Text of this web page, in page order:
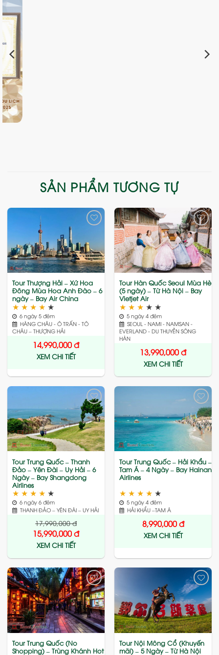
SẢN PHẨM TƯƠNG TỰ
wishlist
Tour Thượng Hải – Xứ Hoa
Đông Mùa Hoa Anh Đào – 6
ngày – Bay Air China
★ ★ ★ ★ ★
6 ngày 5 đêm
HÀNG CHÂU - Ô TRẤN - TÔ
CHÂU – THƯỢNG HẢI
14,990,000đ
XEM CHI TIẾT
Add
to
wishlist
Tour Hàn Quốc Seoul Mùa Hè
(5 ngày) – Từ Hà Nội – Bay
Vietjet Air
★ ★ ★ ★ ★
5 ngày 4 đêm
SEOUL - NAMI - NAMSAN -
EVERLAND - DU THUYỀN SÔNG
HÀN
13,990,000đ
XEM CHI TIẾT
Add
to
wishlist
Tour Trung Quốc – Thanh
Đảo – Yên Đài – Uy Hải – 6
Ngày – Bay Shangdong
Airlines
★ ★ ★ ★ ★
6 ngày 6 đêm
THANH ĐẢO – YÊN ĐÀI – UY HẢI
17,990,000đ
15,990,000đ
XEM CHI TIẾT
Add
to
wishlist
Tour Trung Quốc – Hải Khẩu –
Tam Á – 4 Ngày – Bay Hainan
Airlines
★ ★ ★ ★ ★
5 ngày 4 đêm
HẢI KHẨU –TAM Á
8,990,000đ
XEM CHI TIẾT
Add
to
wishlist
Tour Trung Quốc (No
Shopping) – Trùng Khánh Hot
Add
to
wishlist
Tour Nội Mông Cổ (Khuyến
mãi) – 5 Ngày – Từ Hà Nội